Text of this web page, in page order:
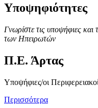
Υποψηφιότητες
Γνωρίστε τις υποψήφιες
των Ηπειρωτών
Π.Ε. Άρτας
Υποψήφιες/οι
Περισσότερα